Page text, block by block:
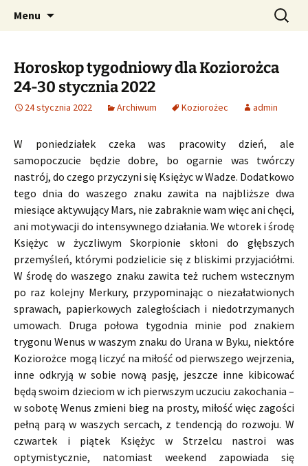
CzaroMarowy horoskop
dzienny, miesięczny i
tygodniowy
Profesjonalne przepowiednie astrologiczne
Menu Szukaj:
Horoskop tygodniowy dla Koziorożca
24-30 stycznia 2022
24 stycznia 2022 Archiwum Koziorożec admin
W poniedziałek czeka was pracowity dzień, ale
samopoczucie będzie dobre, bo ogarnie was twórczy
nastrój, do czego przyczyni się Księżyc w Wadze. Dodatkowo
tego dnia do waszego znaku zawita na najbliższe dwa
miesiące aktywujący Mars, nie zabraknie wam więc ani chęci,
ani motywacji do intensywnego działania. We wtorek i środę
Księżyc w życzliwym Skorpionie skłoni do głębszych
przemyśleń, którymi podzielicie się z bliskimi przyjaciółmi.
W środę do waszego znaku zawita też ruchem wstecznym
po raz kolejny Merkury, przypominając o niezałatwionych
sprawach, papierkowych zaległościach i niedotrzymanych
umowach. Druga połowa tygodnia minie pod znakiem
trygonu Wenus w waszym znaku do Urana w Byku, niektóre
Koziorożce mogą liczyć na miłość od pierwszego wejrzenia,
inne odkryją w sobie nową pasję, jeszcze inne kibicować
będą swoim dzieciom w ich pierwszym uczuciu zakochania –
w sobotę Wenus zmieni bieg na prosty, miłość więc zagości
pełną parą w waszych sercach, z tendencją do rozwoju. W
czwartek i piątek Księżyc w Strzelcu nastroi was
optymistycznie, natomiast weekend zapowiada się